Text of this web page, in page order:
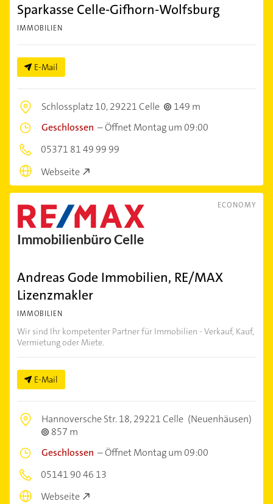
Sparkasse Celle-Gifhorn-Wolfsburg
IMMOBILIEN
E-Mail
Schlossplatz 10,29221 Celle
149 m
Geschlossen –Öffnet Montag um 09:00
05371 81 49 99 99
Webseite
ECONOMY
Andreas Gode Immobilien, RE/MAX
Lizenzmakler
IMMOBILIEN
Wir sind Ihr kompetenter Partner für Immobilien - Verkauf, Kauf,
Vermietung oder Miete.
E-Mail
Hannoversche Str. 18,29221 Celle (Neuenhäusen)
857 m
Geschlossen –Öffnet Montag um 09:00
05141 90 46 13
Webseite